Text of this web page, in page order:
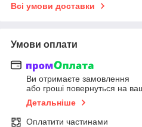
Всі умови доставки
Умови оплати
Ви отримаєте замовлення
або гроші повернуться на
Детальніше
Оплатити частинами